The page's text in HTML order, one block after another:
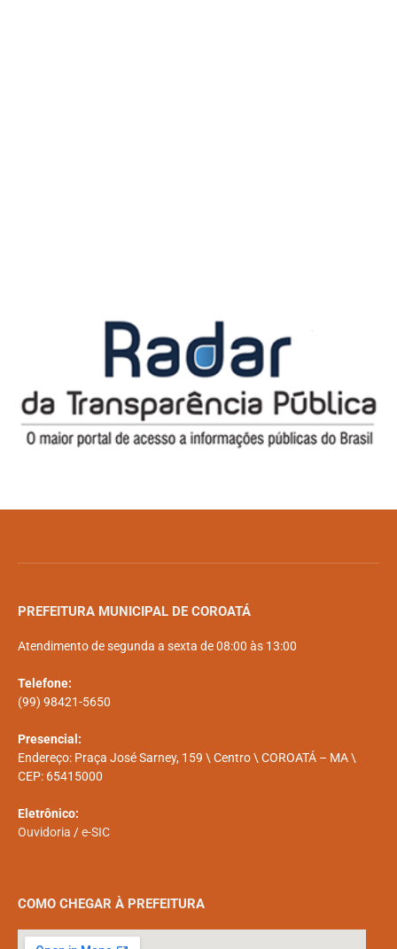
PREFEITURA MUNICIPAL DE COROATÁ
Atendimento de segunda a sexta de 08:00 às 13:00
Telefone:
(99) 98421-5650
Presencial:
Endereço: Praça José Sarney, 159 \ Centro \ COROATÁ – MA \
CEP: 65415000
Eletrônico:
Ouvidoria /e-SIC
COMO CHEGAR À PREFEITURA